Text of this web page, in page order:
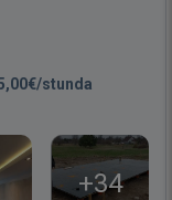
stunda
+34